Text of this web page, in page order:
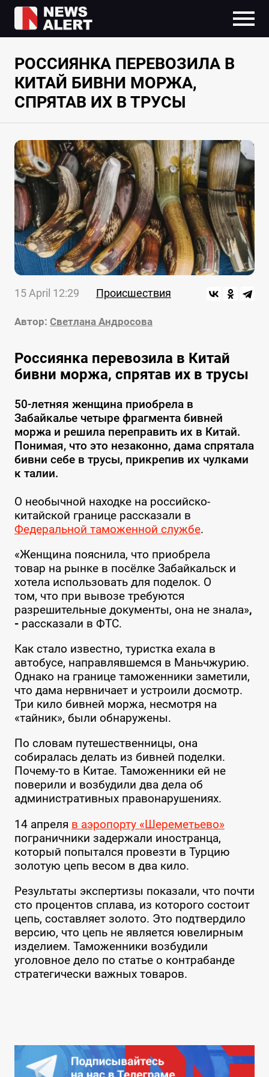
РОССИЯНКА ПЕРЕВОЗИЛА В
КИТАЙ БИВНИ МОРЖА,
СПРЯТАВ ИХ В ТРУСЫ
15 April 12:29 Происшествия
Автор: Светлана Андросова
Россиянка перевозила в Китай
бивни моржа, спрятав их в трусы
50-летняя женщина приобрела в
Забайкалье четыре фрагмента бивней
моржа и решила переправить их в Китай.
Понимая, что это незаконно, дама спрятала
бивни себе в трусы, прикрепив их чулками
к талии.
О необычной находке на российско-
китайской границе рассказали в
Федеральной таможенной службе.
«Женщина пояснила, что приобрела
товар на рынке в посёлке Забайкальск и
хотела использовать для поделок. О
том, что при вывозе требуются
разрешительные документы, она не знала»,
-рассказали в ФТС.
Как стало известно, туристка ехала в
автобусе, направлявшемся в Маньчжурию.
Однако на границе таможенники заметили,
что дама нервничает и устроили досмотр.
Три кило бивней моржа, несмотря на
«тайник», были обнаружены.
По словам путешественницы, она
собиралась делать из бивней поделки.
Почему-то в Китае. Таможенники ей не
поверили и возбудили два дела об
административных правонарушениях.
14 апреля в аэропорту «Шереметьево»
пограничники задержали иностранца,
который попытался провезти в Турцию
золотую цепь весом в два кило.
Результаты экспертизы показали, что почти
сто процентов сплава, из которого состоит
цепь, составляет золото. Это подтвердило
версию, что цепь не является ювелирным
изделием. Таможенники возбудили
уголовное дело по статье о контрабанде
стратегически важных товаров.